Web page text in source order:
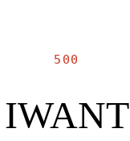
500
IWANT